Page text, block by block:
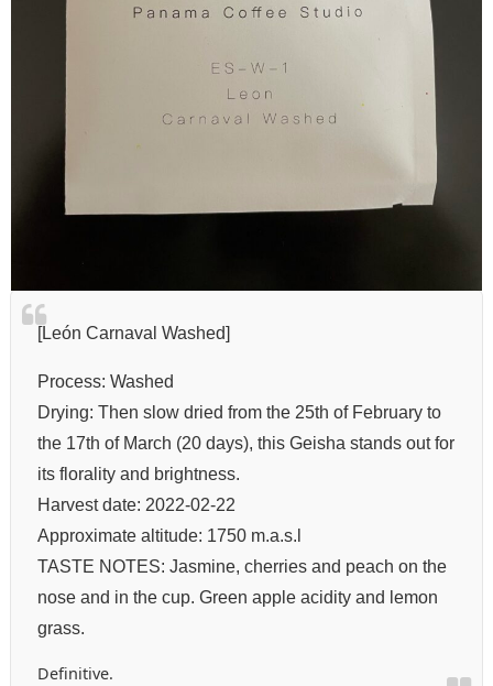
[León Carnaval Washed]
Process: Washed
Drying: Then slow dried from the 25th of February to
the 17th of March (20 days), this Geisha stands out for
its florality and brightness.
Harvest date: 2022-02-22
Approximate altitude: 1750 m.a.s.l
TASTE NOTES: Jasmine, cherries and peach on the
nose and in the cup. Green apple acidity and lemon
grass.
Definitive.